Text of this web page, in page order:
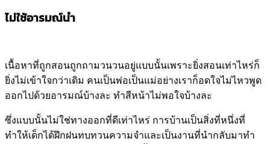
ไม่ใช้อารมณ์นำ
เนื้อหาที่ถูกสอนถูกถามวนวนอยู่แบบนั้นเพราะยิ่งสอนเท่าไหร่ก็
ยิ่งไม่เข้าใจกว่าเดิม คนเป็นพ่อเป็นแม่อย่างเราก็อดใจไม่ไหวพูด
ออกไปด้วยอารมณ์บ้างละ ทำสีหน้าไม่พอใจบ้างละ
ซึ่งแบบนั้นไม่ใช่ทางออกที่ดีเท่าไหร่ การบ้านเป็นสิ่งที่หนึ่งที่
ทำให้เด็กได้ฝึกฝนทบทวนความจำและเป็นงานที่นำกลับมาทำ